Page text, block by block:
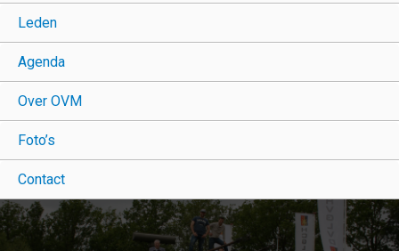
Leden
Agenda
Over OVM
Foto’s
Contact